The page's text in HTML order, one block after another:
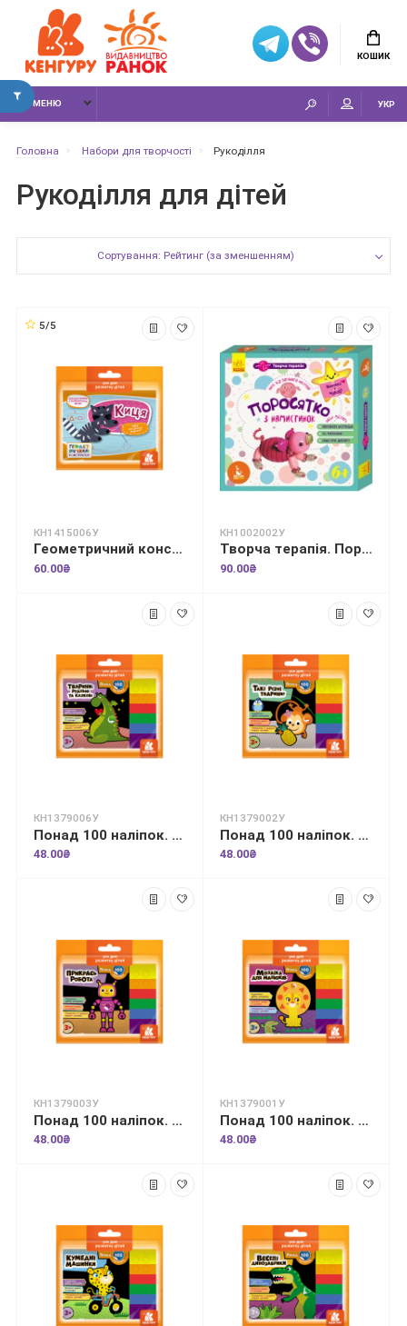
КОШИК
МЕНЮ УКР
Головна Набори для творчості Рукоділля
Рукоділля для дітей
Сортування: Рейтинг (за зменшенням)
5/5
КН1415006У
Геометричний конструктор. Киця
60.00₴
КН1002002У
Творча терапія. Поросятко з намистинок. Книжка у наборі
90.00₴
КН1379006У
Понад 100 наліпок. Тварини: реальні та казкові
48.00₴
КН1379002У
Понад 100 наліпок. Такі різні тварини
48.00₴
КН1379003У
Понад 100 наліпок. Прикрась робота
48.00₴
КН1379001У
Понад 100 наліпок. Мозаїка для малюків
48.00₴